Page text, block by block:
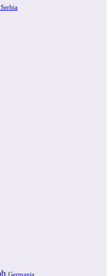
Serbia
Germania